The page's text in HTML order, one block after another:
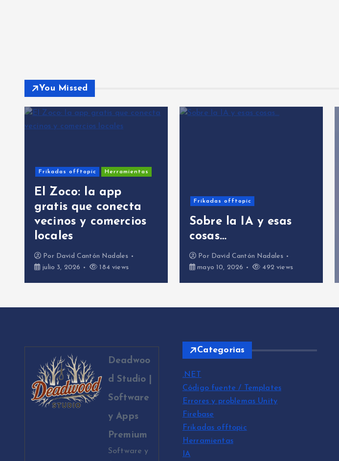
You Missed
Frikadas offtopic Herramientas
El Zoco: la app
gratis que conecta
vecinos y comercios
locales
Por David Cantón Nadales
julio 3, 2026
184 views
Frikadas offtopic
Sobre la IA y esas
cosas…
Por David Cantón Nadales
mayo 10, 2026
492 views
Deadwoo
d Studio |
Software
y Apps
Premium
Software y
Categorias
.NET
Código fuente / Templates
Errores y problemas Unity
Firebase
Frikadas offtopic
Herramientas
IA